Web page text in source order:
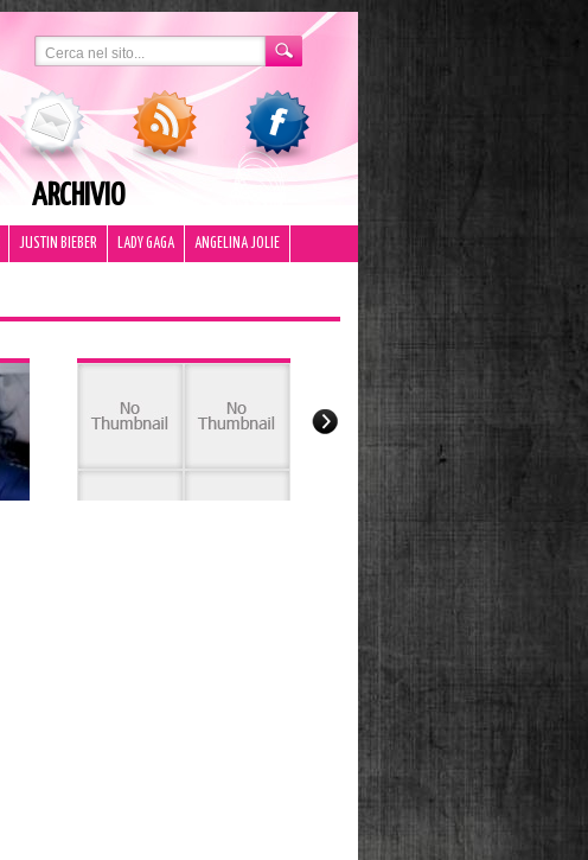
ARCHIVIO
JUSTIN BIEBER LADY GAGA ANGELINA JOLIE